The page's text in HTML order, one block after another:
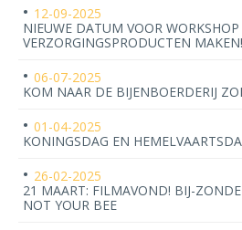
12-09-2025
NIEUWE DATUM VOOR WORKSHOP
VERZORGINGSPRODUCTEN MAKEN!
06-07-2025
KOM NAAR DE BIJENBOERDERIJ
01-04-2025
KONINGSDAG EN
26-02-2025
21 MAART: FILMAVOND! BIJ-
NOT YOUR BEE